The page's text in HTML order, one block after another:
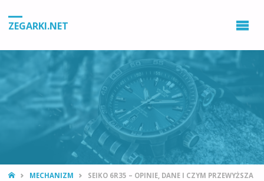
ZEGARKI.NET
STRONA
MECHANIZM
SEIKO 6R35 – OPINIE, DANE I CZYM PRZEWYŻSZA